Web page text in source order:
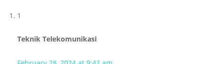
1
Teknik Telekomunikasi